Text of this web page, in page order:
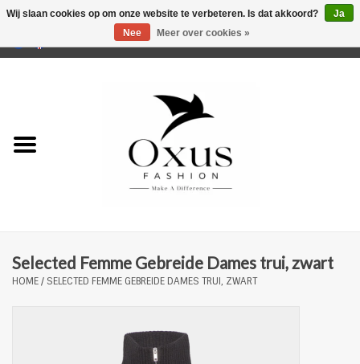
Merken
Selected Femme Gebreide Dames trui, zwart
HOME/ SELECTED FEMME GEBREIDE DAMES TRUI, ZWART
Wij slaan cookies op om onze website te verbeteren. Is dat akkoord?
Ja
Nee
Meer over cookies »